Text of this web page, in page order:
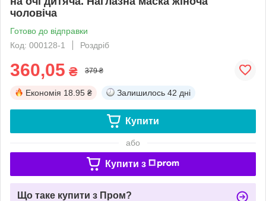
чоловіча
Готово до відправки
Код: 000128-1
Роздріб
360,05 ₴ 379 ₴
Економія 18.95 ₴ Залишилось 42 дні
Купити
або
Купити з
Що таке купити з Пром?